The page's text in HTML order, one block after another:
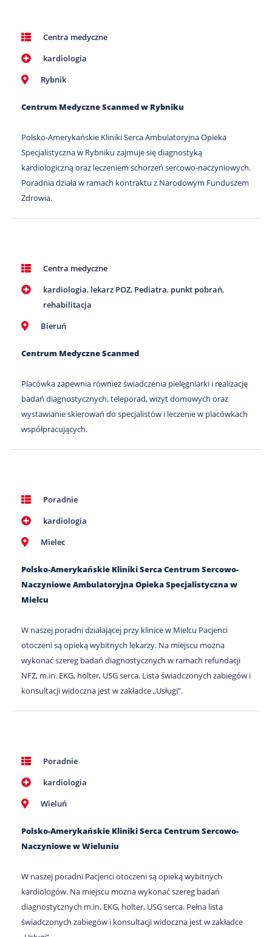
Centra medyczne
kardiologia
Rybnik
Centrum Medyczne Scanmed w Rybniku
Polsko-Amerykańskie Kliniki Serca Ambulatoryjna Opieka
Specjalistyczna w Rybniku zajmuje się diagnostyką
kardiologiczną oraz leczeniem schorzeń sercowo-naczyniowych.
Poradnia działa w ramach kontraktu z Narodowym Funduszem
Zdrowia.
Centra medyczne
kardiologia, lekarz POZ, Pediatra, punkt pobrań,
rehabilitacja
Bieruń
Centrum Medyczne Scanmed
Placówka zapewnia również świadczenia pielęgniarki i realizację
badań diagnostycznych, teleporad, wizyt domowych oraz
wystawianie skierowań do specjalistów i leczenie w placówkach
współpracujących.
Poradnie
kardiologia
Mielec
Polsko-Amerykańskie Kliniki Serca Centrum Sercowo-
Naczyniowe Ambulatoryjna Opieka Specjalistyczna w
Mielcu
W naszej poradni działającej przy klinice w Mielcu Pacjenci
otoczeni są opieką wybitnych lekarzy. Na miejscu można
wykonać szereg badań diagnostycznych w ramach refundacji
NFZ, m.in. EKG, holter, USG serca. Lista świadczonych zabiegów i
konsultacji widoczna jest w zakładce „Usługi”.
Poradnie
kardiologia
Wieluń
Polsko-Amerykańskie Kliniki Serca Centrum Sercowo-
Naczyniowe w Wieluniu
W naszej poradni Pacjenci otoczeni są opieką wybitnych
kardiologów. Na miejscu można wykonać szereg badań
diagnostycznych m.in. EKG, holter, USG serca. Pełna lista
świadczonych zabiegów i konsultacji widoczna jest w zakładce